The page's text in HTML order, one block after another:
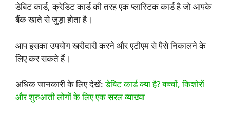
डेबिट कार्ड, क्रेडिट कार्ड की तरह एक प्लास्टिक कार्ड है जो आपके
बैंक खाते से जुड़ा होता है।
आप इसका उपयोग खरीदारी करने और एटीएम से पैसे निकालने के
लिए कर सकते हैं।
अधिक जानकारी के लिए देखें:डेबिट कार्ड क्या है? बच्चों, किशोरों
और शुरुआती लोगों के लिए एक सरल व्याख्या